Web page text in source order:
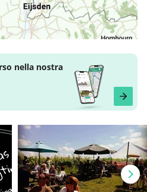
nella nostra